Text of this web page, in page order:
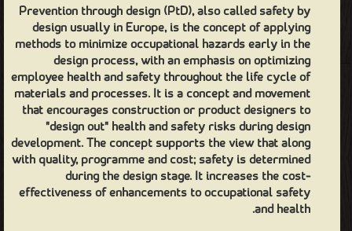
Prevention through design (PtD), also called safety by
design usually in Europe, is the concept of applying
methods to minimize occupational hazards early in the
design process, with an emphasis on optimizing
employee health and safety throughout the life cycle of
materials and processes. It is a concept and movement
that encourages construction or product designers to
"design out" health and safety risks during design
development. The concept supports the view that along
with quality, programme and cost; safety is determined
during the design stage. It increases the cost-
effectiveness of enhancements to occupational safety
and health.